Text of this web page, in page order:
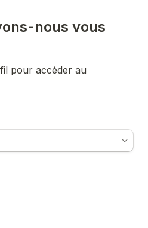
nous vous
pour accéder au